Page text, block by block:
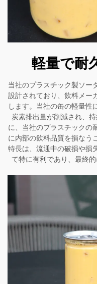
軽量で耐
当社のプラスチック製ソー
設計されており、飲料メー
します。当社の缶の軽量性
炭素排出量が削減され、
に、当社のプラスチックの
に内部の飲料品質を損なう
特長は、流通中の破損や損
て特に有利であり、最終